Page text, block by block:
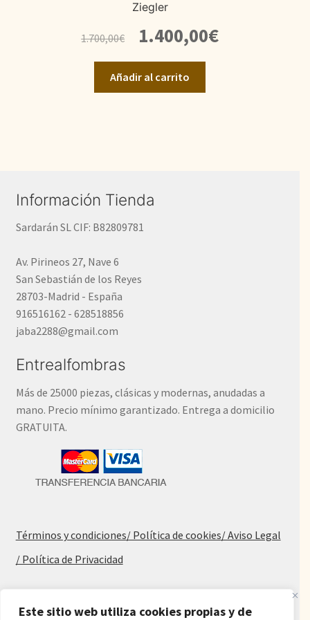
Este sitio web utiliza cookies propias y de
Ziegler
1.700,00€
precio
original
era:
1.700,00€.
1.400,00€El
precio
Añadir al carrito
Información Tienda
Sardarán SL CIF: B82809781
Av. Pirineos 27, Nave 6
San Sebastián de los Reyes
28703-Madrid - España
916516162 - 628518856
jaba2288@gmail.com
Entrealfombras
Más de 25000 piezas, clásicas y modernas, anudadas a
mano. Precio mínimo garantizado. Entrega a domicilio
GRATUITA.
Términos y condiciones/ Política de cookies/ Aviso Legal
/ Política de Privacidad